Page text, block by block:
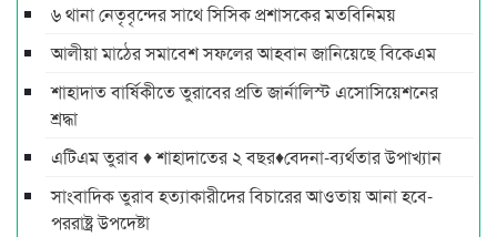
৬ থানা নেতৃবৃন্দের সাথে সিসিক প্রশাসকের মতবিনিময়
আলীয়া মাঠের সমাবেশ সফলের আহবান জানিয়েছে বিকেএম
শাহাদাত বার্ষিকীতে তুরাবের প্রতি জার্নালিস্ট এসোসিয়েশনের
শ্রদ্ধা
এটিএম তুরাব ♦ শাহাদাতের ২ বছর♦বেদনা-ব্যর্থতার উপাখ্যান
সাংবাদিক তুরাব হত্যাকারীদের বিচারের আওতায় আনা হবে-
পররাষ্ট্র উপদেষ্টা